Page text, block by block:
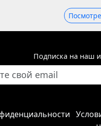
Подписка на наш